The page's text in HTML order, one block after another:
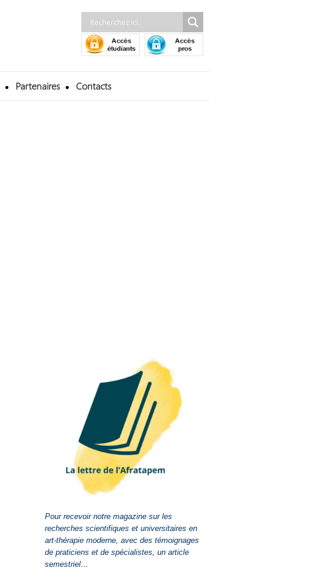
Partenaires Contacts
Pour recevoir notre magazine sur les
recherches scientifiques et universitaires en
art-thérapie moderne, avec des témoignages
de praticiens et de spécialistes, un article
semestriel…